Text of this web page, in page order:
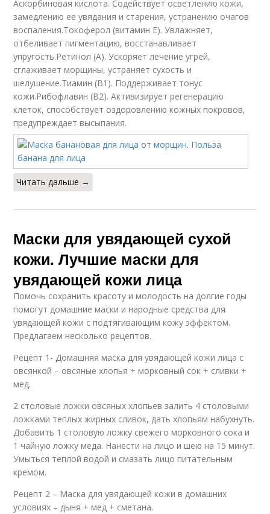
Аскорбиновая кислота. Содействует осветлению кожи,
замедлению ее увядания и старения, устранению очагов
воспаления.Токоферол (витамин Е). Увлажняет,
отбеливает пигментацию, восстанавливает
упругость.Ретинол (А). Ускоряет лечение угрей,
сглаживает морщины, устраняет сухость и
шелушение.Тиамин (В1). Поддерживает тонус
кожи.Рибофлавин (В2). Активизирует регенерацию
клеток, способствует оздоровлению кожных покровов,
предупреждает высыпания.
Читать дальше →
Маски для увядающей сухой
кожи. Лучшие маски для
увядающей кожи лица
Помочь сохранить красоту и молодость на долгие годы
помогут домашние маски и народные средства для
увядающей кожи с подтягивающим кожу эффектом.
Предлагаем несколько рецептов.
Рецепт 1- Домашняя маска для увядающей кожи лица с
овсянкой – овсяные хлопья + морковный сок + сливки +
мед.
2 столовые ложки овсяных хлопьев залить 4 столовыми
ложками теплых жирных сливок, дать хлопьям набухнуть.
Добавить 1 столовую ложку свежего морковного сока и
1 чайную ложку меда. Нанести на лицо и шею на 15 минут.
Умыться теплой водой и смазать лицо питательным
кремом.
Рецепт 2 – Маска для увядающей кожи в домашних
условиях – дыня + мед + сметана.